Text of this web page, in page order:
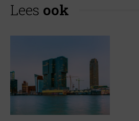
Lees ook